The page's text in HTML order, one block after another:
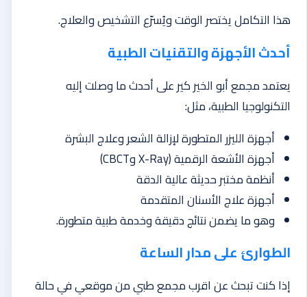
هذا التكامل يختصر الوقت ويُسرّع التشخيص والعلاج.
أحدث الأجهزة والتقنيات الطبية
يعتمد مجمع أبو الخير كير على أحدث ما وصلت إليه
التكنولوجيا الطبية، مثل:
أجهزة الليزر المتطورة لإزالة الشعر وعلاج البشرة
أجهزة الأشعة الرقمية (X-Ray وCBCT)
أنظمة مختبر حديثة عالية الدقة
أجهزة علاج الأسنان المتقدمة
وهو ما يضمن نتائج دقيقة وخدمة طبية متطورة.
الطوارئ على مدار الساعة
إذا كنت تبحث عن اقرب مجمع طبي من موقعي في حالة